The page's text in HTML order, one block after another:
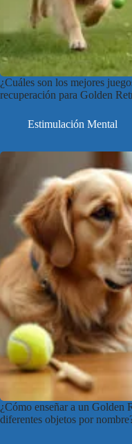
¿Cuáles son los mejores
recuperación para Golden
Estimulación Mental
¿Cómo enseñar a un Golden
diferentes objetos por